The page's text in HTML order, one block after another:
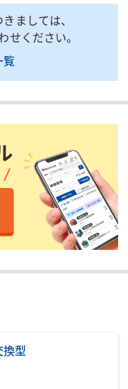
風を確保できます。1m
です。
ましては、
せください。
覧
型